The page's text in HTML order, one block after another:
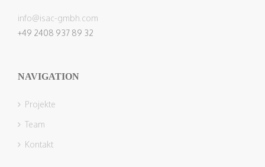
info@isac-gmbh.com
+49 2408 937 89 32
NAVIGATION
Projekte
Team
Kontakt